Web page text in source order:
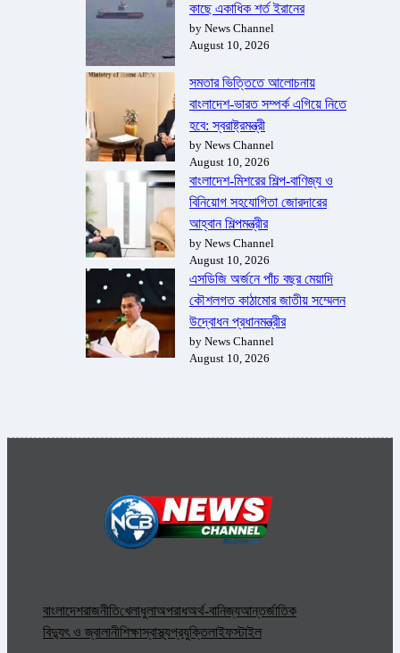
কাছে একাধিক শর্ত ইরানের
by News Channel
August 10, 2026
সমতার ভিত্তিতে আলোচনায়
বাংলাদেশ-ভারত সম্পর্ক এগিয়ে নিতে
হবে: স্বরাষ্ট্রমন্ত্রী
by News Channel
August 10, 2026
বাংলাদেশ-মিশরের শিল্প-বাণিজ্য ও
বিনিয়োগ সহযোগিতা জোরদারের
আহ্বান শিল্পমন্ত্রীর
by News Channel
August 10, 2026
এসডিজি অর্জনে পাঁচ বছর মেয়াদি
কৌশলগত কাঠামোর জাতীয় সম্মেলন
উদ্বোধন প্রধানমন্ত্রীর
by News Channel
August 10, 2026
বাংলাদেশরাজনীতিখেলাধুলাঅপরাধঅর্থ-বানিজ্যআন্তর্জাতিক
বিদ্যুৎ ও জ্বালানীশিক্ষাস্বাস্থ্যপ্রযুক্তিলাইফস্টাইল